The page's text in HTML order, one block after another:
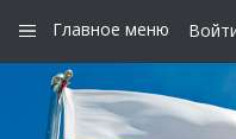
Главное меню